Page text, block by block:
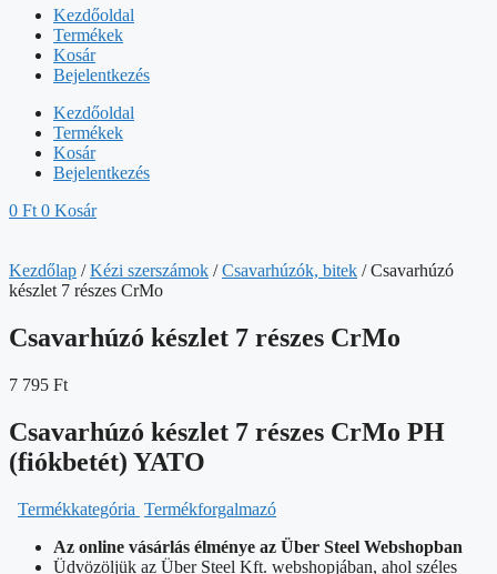
Kezdőoldal
Termékek
Kosár
Bejelentkezés
Kezdőoldal
Termékek
Kosár
Bejelentkezés
0 Ft 0 Kosár
Kezdőlap /Kézi szerszámok /Csavarhúzók, bitek / Csavarhúzó
készlet 7 részes CrMo
Csavarhúzó készlet 7 részes CrMo
7 795 Ft
Csavarhúzó készlet 7 részes CrMo PH
(fiókbetét) YATO
Termékkategória Termékforgalmazó
Az online vásárlás élménye az Über Steel Webshopban
Üdvözöljük az Über Steel Kft. webshopjában, ahol széles